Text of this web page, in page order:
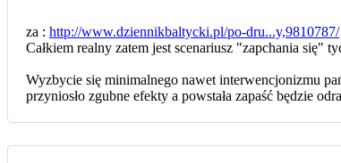
za : http://www.dziennikbaltycki.pl/po-dru...y,9810787/
Całkiem realny zatem jest scenariusz "zapchania się"
Wyzbycie się minimalnego nawet interwencjonizmu
przyniosło zgubne efekty a powstała zapaść będzie